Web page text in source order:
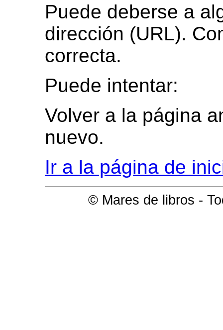
Puede deberse a
dirección (URL).
correcta.
Puede intentar:
Volver a la página
nuevo.
Ir a la página de
© Mares de libros -